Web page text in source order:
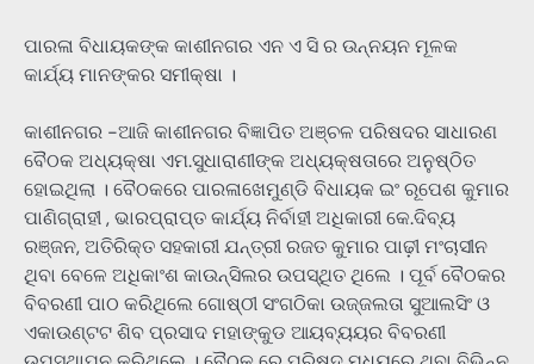
ପାରଳା ବିଧାୟକଙ୍କ କାଶୀନଗର ଏନ ଏ ସି ର ଉନ୍ନୟନ ମୂଳକ
କାର୍ଯ୍ୟ ମାନଙ୍କର ସମୀକ୍ଷା ।
କାଶୀନଗର -ଆଜି କାଶୀନଗର ବିଜ୍ଞାପିତ ଅଞ୍ଚଳ ପରିଷଦର ସାଧାରଣ
ବୈଠକ ଅଧ୍ୟକ୍ଷା ଏମ.ସୁଧାରାଣୀଙ୍କ ଅଧ୍ୟକ୍ଷତାରେ ଅନୁଷ୍ଠିତ
ହୋଇଥିଲା । ବୈଠକରେ ପାରଳାଖେମୁଣ୍ଡି ବିଧାୟକ ଇଂ ରୂପେଶ କୁମାର
ପାଣିଗ୍ରାହୀ , ଭାରପ୍ରାପ୍ତ କାର୍ଯ୍ୟ ନିର୍ବାହୀ ଅଧିକାରୀ କେ.ଦିବ୍ୟ
ରଞ୍ଜନ, ଅତିରିକ୍ତ ସହକାରୀ ଯନ୍ତ୍ରୀ ରଜତ କୁମାର ପାଢ଼ୀ ମଂଚାସୀନ
ଥିବା ବେଳେ ଅଧିକାଂଶ କାଉନ୍ସିଲର ଉପସ୍ଥିତ ଥିଲେ । ପୂର୍ବ ବୈଠକର
ବିବରଣୀ ପାଠ କରିଥିଲେ ଗୋଷ୍ଠୀ ସଂଗଠିକା ଉଜ୍ଜଲତା ସୁଆଲସିଂ ଓ
ଏକାଉଣ୍ଟଟ ଶିବ ପ୍ରସାଦ ମହାଙ୍କୁଡ ଆୟବ୍ୟୟର ବିବରଣୀ